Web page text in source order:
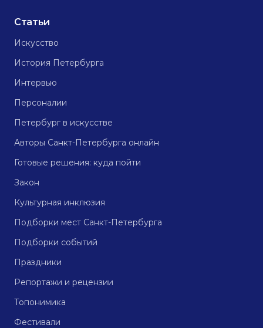
Статьи
Искусство
История Петербурга
Интервью
Персоналии
Петербург в искусстве
Авторы Санкт-Петербурга онлайн
Готовые решения: куда пойти
Закон
Культурная инклюзия
Подборки мест Санкт-Петербурга
Подборки событий
Праздники
Репортажи и рецензии
Топонимика
Фестивали